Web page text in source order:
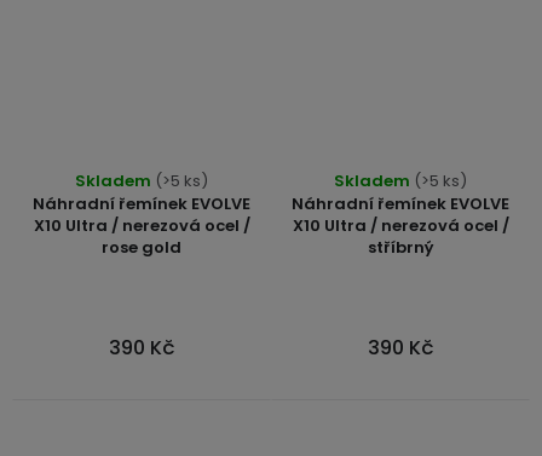
Náhradní řemínek EVOLVE
X10 Ultra / nerezová ocel /
rose gold
Skladem (>5 ks)
390 Kč
Náhradní řemínek EVOLVE
X10 Ultra / nerezová ocel /
stříbrný
Skladem (>5 ks)
390 Kč